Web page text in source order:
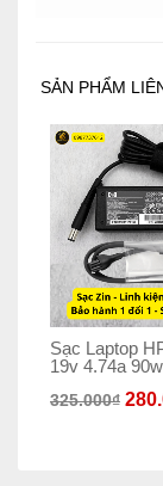
SẢN PHẨM
Sạc Laptop
19v 4.74a
325.000₫